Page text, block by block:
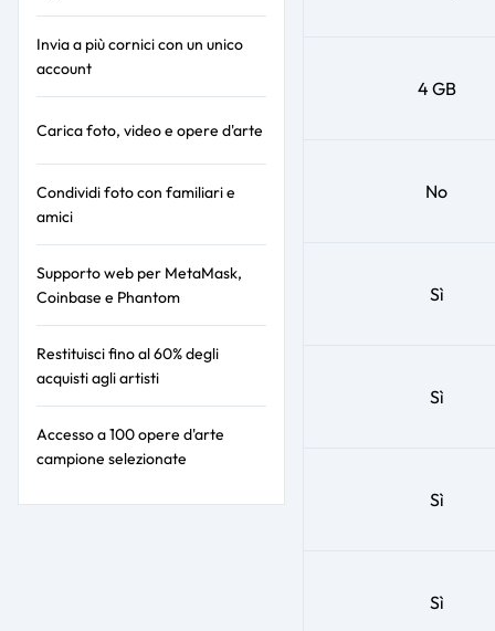
Invia a più cornici con un unico
account
Carica foto, video e opere d'arte
Condividi foto con familiari e
amici
Supporto web per MetaMask,
Coinbase e Phantom
Restituisci fino al 60% degli
acquisti agli artisti
Accesso a 100 opere d'arte
campione selezionate
4 GB
No
Sì
Sì
Sì
Sì